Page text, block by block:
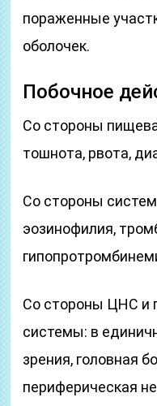
пораженные
оболочек.
Побочное
Со стороны
тошнота, рвота,
Со стороны
эозинофилия,
Со стороны ЦНС и
системы: в
зрения, головная
периферическая